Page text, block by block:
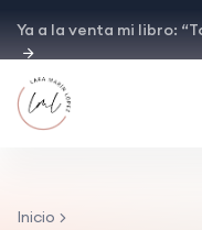
Ya a la venta mi libro:
Inicio